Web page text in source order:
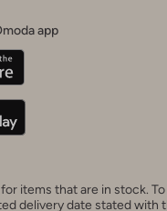
(Français)
app
items that are in stock.
delivery date stated with